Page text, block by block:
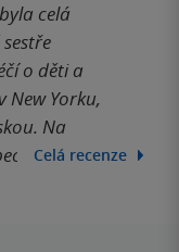
celá
o děti a
New Yorku,
Na
nemyslí.
Celá recenze